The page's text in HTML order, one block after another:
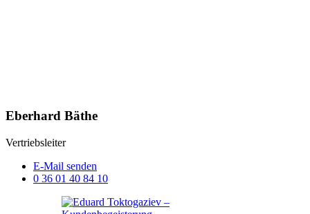
Eberhard Bäthe
Vertriebsleiter
E-Mail senden
0 36 01 40 84 10